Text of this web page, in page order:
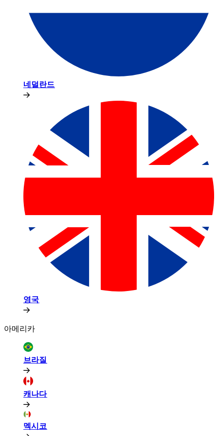
네덜란드​​
영국​​
아메리카​​
브라질​​
캐나다​​
멕시코​​